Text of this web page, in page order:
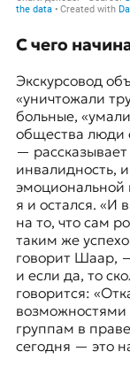
С чего
Экскурсовод
«уничтожали
больные,
общества люди
—
инвалидность,
эмоциональной
я и остался. «И
на то, что сам
таким же
говорит Шаар,
и если да, то
говорится:
группам в
сегодня — это